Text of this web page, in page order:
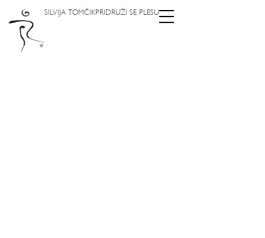
SILVIJA TOMČIKPRIDRUŽI SE PLESU